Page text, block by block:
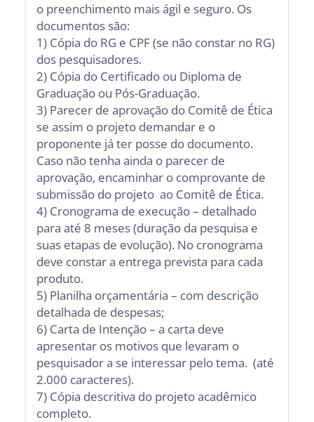
o preenchimento mais ágil e seguro. Os
documentos são:
1) Cópia do RG e CPF (se não constar no RG)
dos pesquisadores.
2) Cópia do Certificado ou Diploma de
Graduação ou Pós-Graduação.
3) Parecer de aprovação do Comitê de Ética
se assim o projeto demandar e o
proponente já ter posse do documento.
Caso não tenha ainda o parecer de
aprovação, encaminhar o comprovante de
submissão do projeto ao Comitê de Ética.
4) Cronograma de execução – detalhado
para até 8 meses (duração da pesquisa e
suas etapas de evolução). No cronograma
deve constar a entrega prevista para cada
produto.
5) Planilha orçamentária – com descrição
detalhada de despesas;
6) Carta de Intenção – a carta deve
apresentar os motivos que levaram o
pesquisador a se interessar pelo tema. (até
2.000 caracteres).
7) Cópia descritiva do projeto acadêmico
completo.